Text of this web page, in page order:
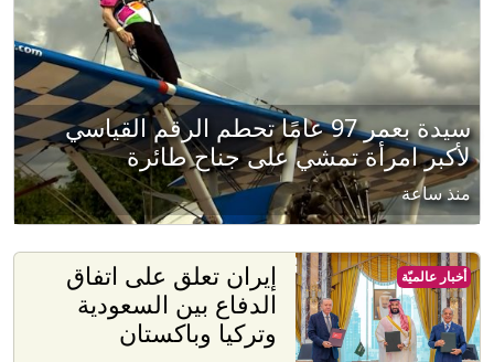
سيدة بعمر 97 عامًا تحطم الرقم القياسي
لأكبر امرأة تمشي على جناح طائرة
منذ ساعة
إيران تعلق على اتفاق
الدفاع بين السعودية
وتركيا وباكستان
أخبار عالميّة